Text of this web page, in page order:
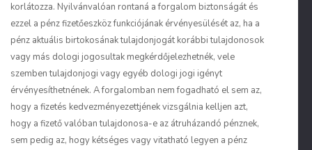
korlátozza. Nyilvánvalóan rontaná a forgalom biztonságát és
ezzel a pénz fizetőeszköz funkciójának érvényesülését az, ha a
pénz aktuális birtokosának tulajdonjogát korábbi tulajdonosok
vagy más dologi jogosultak megkérdőjelezhetnék, vele
szemben tulajdonjogi vagy egyéb dologi jogi igényt
érvényesíthetnének. A forgalomban nem fogadható el sem az,
hogy a fizetés kedvezményezettjének vizsgálnia kelljen azt,
hogy a fizető valóban tulajdonosa-e az átruházandó pénznek,
sem pedig az, hogy kétséges vagy vitatható legyen a pénz